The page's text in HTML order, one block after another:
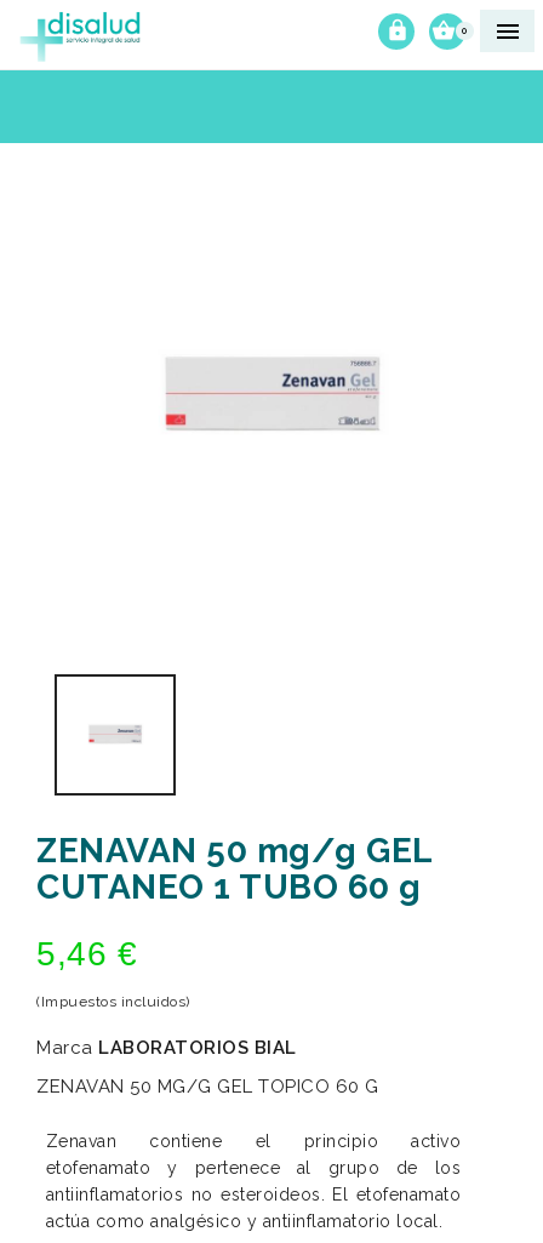

0


ZENAVAN 50 mg/g GEL
CUTANEO 1 TUBO 60 g
5,46 €
(Impuestos incluidos)
Marca LABORATORIOS BIAL
ZENAVAN 50 MG/G GEL TOPICO 60 G
Zenavan contiene el principio activo
etofenamato y pertenece al grupo de los
antiinflamatorios no esteroideos. El etofenamato
actúa como analgésico y antiinflamatorio local.